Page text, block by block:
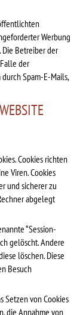
Werbung
Betreiber der
der
Spam-E-Mails,
Cookies richten
Viren. Cookies
und sicherer zu
abgelegt
“Session-
gelöscht. Andere
löschen. Diese
Besuch
Setzen von Cookies
die Annahme von